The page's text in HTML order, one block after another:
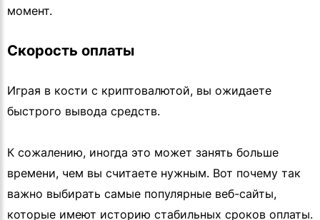
момент.
Скорость оплаты
Играя в кости с криптовалютой, вы ожидаете
быстрого вывода средств.
К сожалению, иногда это может занять больше
времени, чем вы считаете нужным. Вот почему так
важно выбирать самые популярные веб-сайты,
которые имеют историю стабильных сроков оплаты.